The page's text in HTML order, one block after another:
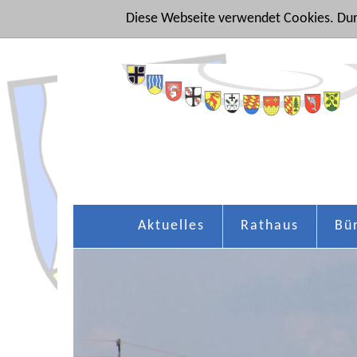
Diese Webseite verwendet Cookies.
Aktuelles Rathaus